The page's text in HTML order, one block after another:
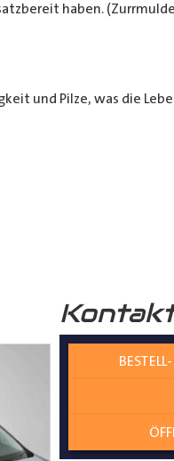
haben.
und Pilze, was die
Forstwirtschaft, was
die einzelnen
werden. Dies